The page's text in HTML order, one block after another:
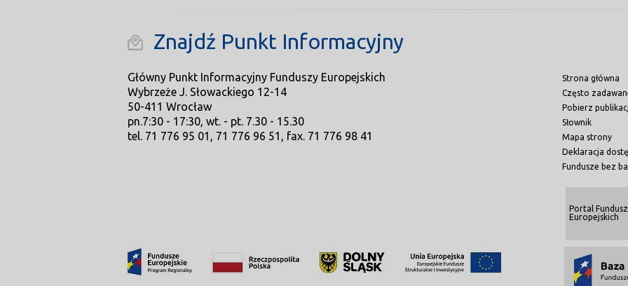
Znajdź Punkt Informacyjny
Główny Punkt Informacyjny Funduszy Europejskich
Wybrzeże J. Słowackiego 12-14
50-411 Wrocław
pn.7:30 - 17:30, wt. - pt. 7.30 - 15.30
tel. 71 776 95 01, 71 776 96 51, fax. 71 776 98 41
Strona główna
Często
Pobierz
Słownik
Mapa strony
Deklaracja
Fundusze bez
Portal
Europejskich